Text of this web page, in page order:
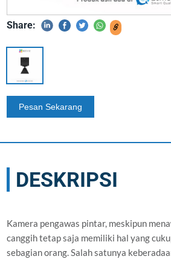
Share:
DESKRIPSI
Kamera pengawas pintar, meskipun
canggih tetap saja memiliki hal yang
sebagian orang. Salah satunya